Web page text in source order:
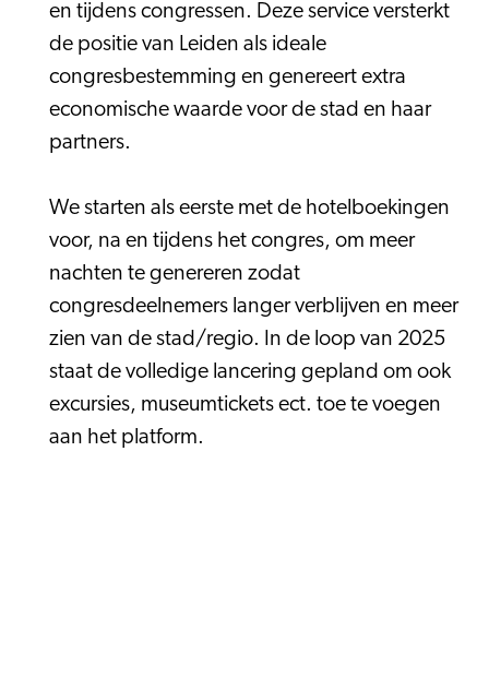
en tijdens congressen. Deze service versterkt
de positie van Leiden als ideale
congresbestemming en genereert extra
economische waarde voor de stad en haar
partners.
We starten als eerste met de hotelboekingen
voor, na en tijdens het congres, om meer
nachten te genereren zodat
congresdeelnemers langer verblijven en meer
zien van de stad/regio. In de loop van 2025
staat de volledige lancering gepland om ook
excursies, museumtickets ect. toe te voegen
aan het platform.